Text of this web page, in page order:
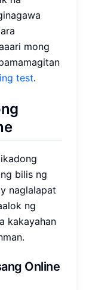
mong
test.
bilis ng
naglalapat
ng
kakayahan
Online